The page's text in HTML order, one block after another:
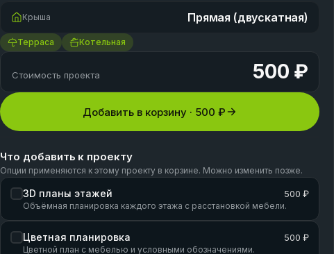
Крыша Прямая (двускатная)
Терраса Котельная
Стоимость проекта 500 ₽
Добавить в корзину · 500 ₽
Что добавить к проекту
Опции применяются к этому проекту в корзине. Можно изменить позже.
3D планы этажей 500 ₽
Объёмная планировка каждого этажа с расстановкой мебели.
Цветная планировка 500 ₽
Цветной план с мебелью и условными обозначениями.